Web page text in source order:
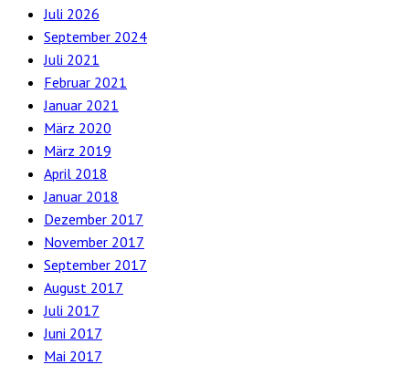
Juli 2026
September 2024
Juli 2021
Februar 2021
Januar 2021
März 2020
März 2019
April 2018
Januar 2018
Dezember 2017
November 2017
September 2017
August 2017
Juli 2017
Juni 2017
Mai 2017